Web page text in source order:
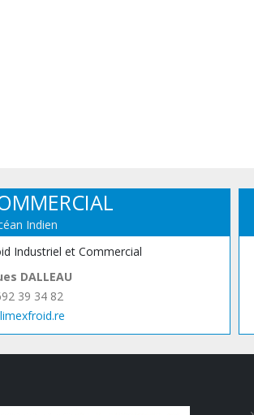
Indien
Industriel et Commercial
DALLEAU
39 34 82